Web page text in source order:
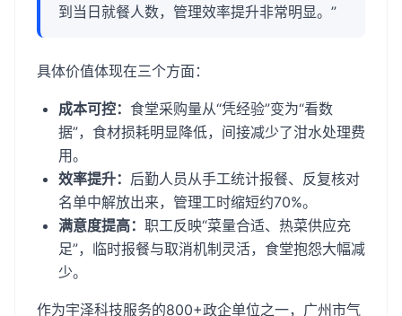
到当日就餐人数，管理效率提升非常明显。”
具体价值体现在三个方面：
成本可控： 食堂采购量从“凭经验”变为“看数
据”，食材损耗明显降低，间接减少了泔水处理费
用。
效率提升： 后勤人员从手工统计报餐、反复核对
名单中解放出来，管理工时缩短约70%。
满意度提高： 职工反映“菜量合适、热菜供应充
足”，临时报餐与取消机制灵活，食堂抱怨大幅减
少。
作为宇泽科技服务的800+政企单位之一，广州市气